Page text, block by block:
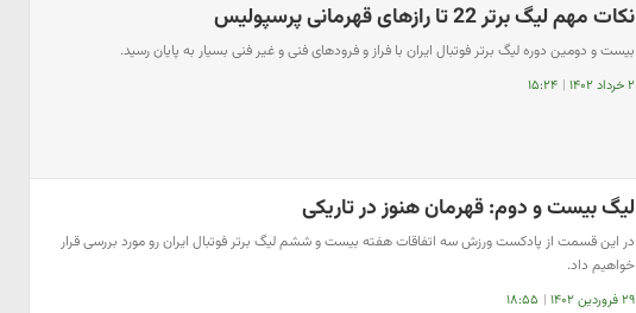
نکات مهم لیگ برتر 22 تا رازهای قهرمانی پرسپولیس
بیست و دومین دوره لیگ برتر فوتبال ایران با فراز و فرودهای فنی و غیر فنی بسیار به پایان رسید.
۲ خرداد ۱۴۰۲ | ۱۵:۲۴
لیگ بیست و دوم: قهرمان هنوز در تاریکی
در این قسمت از پادکست ورزش سه اتفاقات هفته بیست و ششم لیگ برتر فوتبال ایران رو مورد بررسی قرار
‌خواهیم داد.
۲۹ فروردین ۱۴۰۲ | ۱۸:۵۵